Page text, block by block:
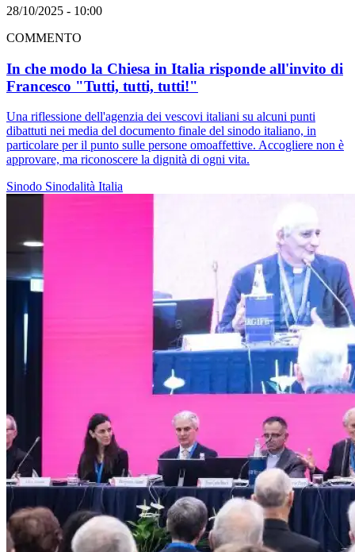
28/10/2025 - 10:00
COMMENTO
In che modo la Chiesa in Italia risponde all'invito di
Francesco "Tutti, tutti, tutti!"
Una riflessione dell'agenzia dei vescovi italiani su alcuni punti
dibattuti nei media del documento finale del sinodo italiano, in
particolare per il punto sulle persone omoaffettive. Accogliere non è
approvare, ma riconoscere la dignità di ogni vita.
Sinodo Sinodalità Italia